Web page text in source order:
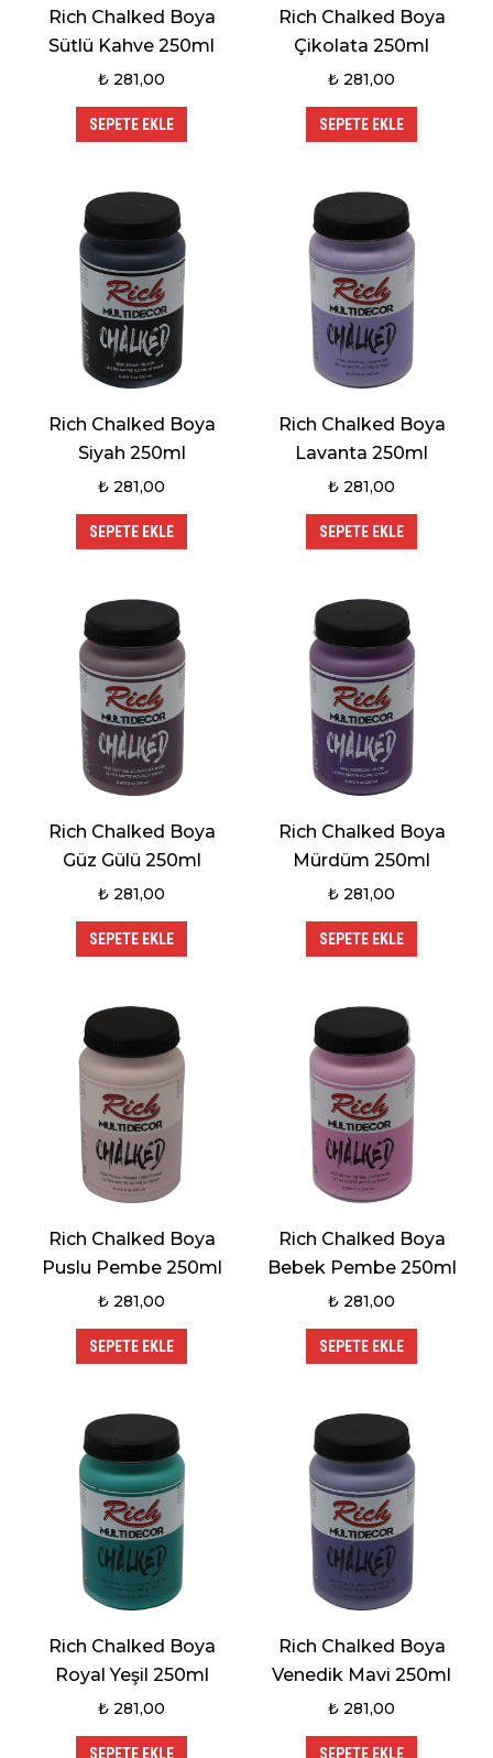
Rich Chalked Boya
Sütlü Kahve 250ml
₺ 281,00
SEPETE EKLE
Rich Chalked Boya
Çikolata 250ml
₺ 281,00
SEPETE EKLE
Rich Chalked Boya
Siyah 250ml
₺ 281,00
SEPETE EKLE
Rich Chalked Boya
Lavanta 250ml
₺ 281,00
SEPETE EKLE
Rich Chalked Boya
Güz Gülü 250ml
₺ 281,00
SEPETE EKLE
Rich Chalked Boya
Mürdüm 250ml
₺ 281,00
SEPETE EKLE
Rich Chalked Boya
Puslu Pembe 250ml
₺ 281,00
SEPETE EKLE
Rich Chalked Boya
Bebek Pembe 250ml
₺ 281,00
SEPETE EKLE
Rich Chalked Boya
Royal Yeşil 250ml
₺ 281,00
SEPETE EKLE
Rich Chalked Boya
Venedik Mavi 250ml
₺ 281,00
SEPETE EKLE